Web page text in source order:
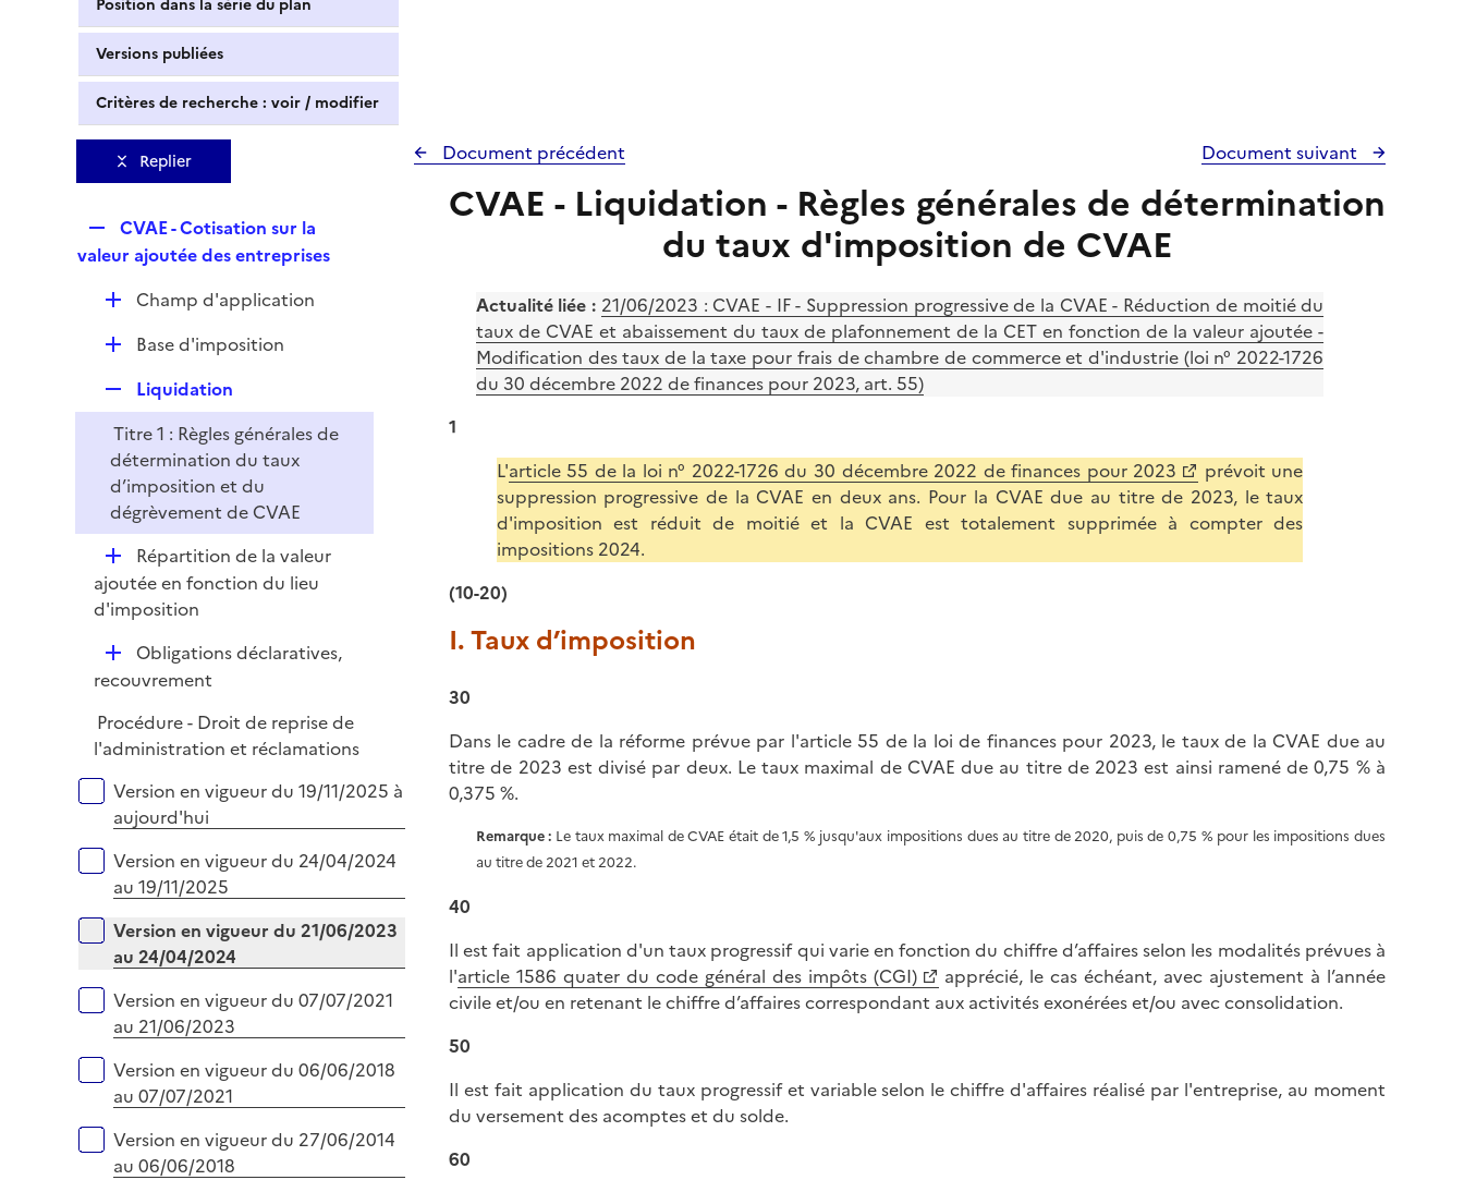
Position dans la série du plan
Versions publiées
Critères de recherche : voir / modifier
Replier
e
l
i
e
r
CVAE - Cotisation sur la
valeur ajoutée des entreprises
D
e
r
Champ d'application
D
l
i
e
r
Base d'imposition
e
p
l
i
e
Liquidation
Titre 1 : Règles générales de
détermination du taux
d’imposition et du
dégrèvement de CVAE
D
é
p
e
Répartition de la valeur
ajoutée en fonction du lieu
d'imposition
D
é
l
i
e
r
Obligations déclaratives,
recouvrement
Procédure - Droit de reprise de
l'administration et réclamations
Versions sur la période
Version en vigueur du 19/11/2025 à
aujourd'hui
Version en vigueur du 24/04/2024
au 19/11/2025
Version en vigueur du 21/06/2023
au 24/04/2024
Version en vigueur du 07/07/2021
au 21/06/2023
Version en vigueur du 06/06/2018
au 07/07/2021
Version en vigueur du 27/06/2014
au 06/06/2018
Document précédent Document suivant
CVAE - Liquidation - Règles générales de détermination
du taux d'imposition de CVAE
Actualité liée : 21/06/2023 : CVAE - IF - Suppression progressive de la CVAE - Réduction de moitié du
taux de CVAE et abaissement du taux de plafonnement de la CET en fonction de la valeur ajoutée -
Modification des taux de la taxe pour frais de chambre de commerce et d'industrie (loi n° 2022-1726
du 30 décembre 2022 de finances pour 2023, art. 55)
1
L'article 55 de la loi n° 2022-1726 du 30 décembre 2022 de finances pour 2023
prévoit une
suppression progressive de la CVAE en deux ans. Pour la CVAE due au titre de 2023, le taux
d'imposition est réduit de moitié et la CVAE est totalement supprimée à compter des
impositions 2024.
(10-20)
I. Taux d’imposition
30
Dans le cadre de la réforme prévue par l'article 55 de la loi de finances pour 2023, le taux de la CVAE due au
titre de 2023 est divisé par deux. Le taux maximal de CVAE due au titre de 2023 est ainsi ramené de 0,75 % à
0,375 %.
Remarque : Le taux maximal de CVAE était de 1,5 % jusqu'aux impositions dues au titre de 2020, puis de 0,75 % pour les impositions dues
au titre de 2021 et 2022.
40
Il est fait application d'un taux progressif qui varie en fonction du chiffre d’affaires selon les modalités prévues à
l'article 1586 quater du code général des impôts (CGI)
apprécié, le cas échéant, avec ajustement à l’année
civile et/ou en retenant le chiffre d’affaires correspondant aux activités exonérées et/ou avec consolidation.
50
Il est fait application du taux progressif et variable selon le chiffre d'affaires réalisé par l'entreprise, au moment
du versement des acomptes et du solde.
60